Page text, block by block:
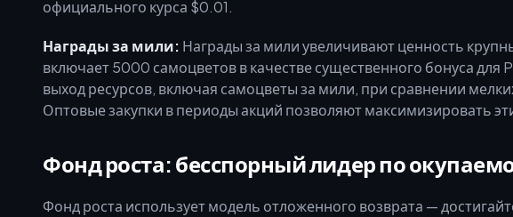
официального курса $0.01.
Награды за мили: Награды за мили увеличивают ценность
включает 5000 самоцветов в качестве существенного бонуса для
выход ресурсов, включая самоцветы за мили, при сравнении
Оптовые закупки в периоды акций позволяют максимизировать
Фонд роста: бесспорный лидер по
Фонд роста использует модель отложенного возврата —